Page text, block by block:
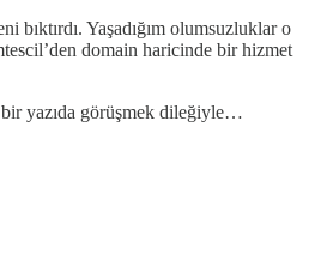
bıktırdı. Yaşadığım olumsuzluklar o
domain haricinde bir hizmet
yazıda görüşmek dileğiyle…